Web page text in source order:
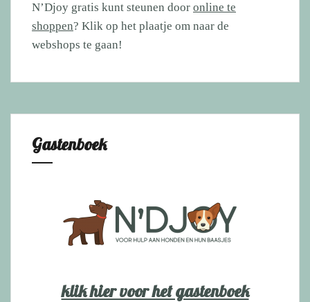
N’Djoy gratis kunt steunen door online te
shoppen? Klik op het plaatje om naar de
webshops te gaan!
Gastenboek
klik hier voor het gastenboek